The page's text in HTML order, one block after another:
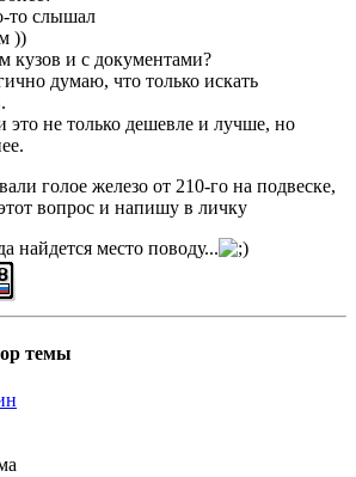
то слышал
))
кузов и с документами?
думаю, что только искать
это не только дешевле и лучше, но
голое железо от 210-го на подвеске,
вопрос и напишу в личку
найдется место поводу...